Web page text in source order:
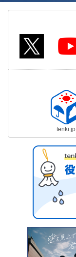
tenki.jp